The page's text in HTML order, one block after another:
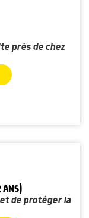
près de chez
ANS)
de protéger la